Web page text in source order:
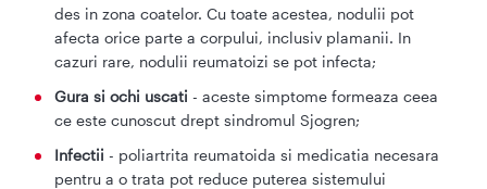
des in zona coatelor. Cu toate acestea, nodulii pot
afecta orice parte a corpului, inclusiv plamanii. In
cazuri rare, nodulii reumatoizi se pot infecta;
Gura si ochi uscati- aceste simptome formeaza ceea
ce este cunoscut drept sindromul Sjogren;
Infectii - poliartrita reumatoida si medicatia necesara
pentru a o trata pot reduce puterea sistemului